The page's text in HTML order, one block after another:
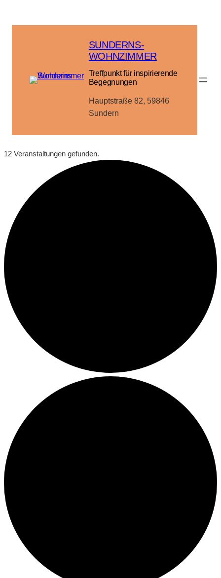
SUNDERNS-
WOHNZIMMER
Treffpunkt für inspirierende
Begegnungen
Hauptstraße 82, 59846
Sundern
12 Veranstaltungen gefunden.